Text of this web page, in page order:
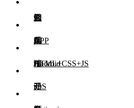
合
APP
知
工
具
端
UI
移
动
前
端
HTML+CSS+JS
后
端
开
Android
开
iOS